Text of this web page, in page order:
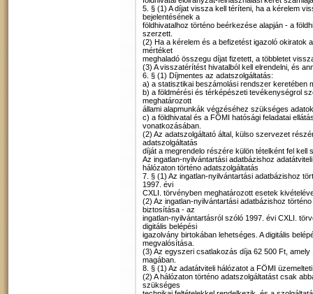
5. § (1) A díjat vissza kell téríteni, ha a kérelem
bejelentésének a
földhivatalhoz történo beérkezése alapján - a
szerzett.
(2) Ha a kérelem és a befizetést igazoló okiratok
mértéket
meghaladó összegu díjat fizetett, a többletet
(3) A visszatérítést hivatalból kell elrendelni, és
6. § (1) Díjmentes az adatszolgáltatás:
a) a statisztikai beszámolási rendszer keretében
b) a földmérési és térképészeti tevékenységrol
meghatározott
állami alapmunkák végzéséhez szükséges
c) a földhivatal és a FÖMI hatósági feladatai
vonatkozásában.
(2) Az adatszolgáltató által, külso szervezet
adatszolgáltatás
díját a megrendelo részére külön tételként fel kell
Az ingatlan-nyilvántartási adatbázishoz
hálózaton történo adatszolgáltatás
7. § (1) Az ingatlan-nyilvántartási adatbázishoz
1997. évi
CXLI. törvényben meghatározott esetek
(2) Az ingatlan-nyilvántartási adatbázishoz
biztosítása - az
ingatlan-nyilvántartásról szóló 1997. évi CXLI.
digitális belépési
igazolvány birtokában lehetséges. A digitális
megvalósítása.
(3) Az egyszeri csatlakozás díja 62 500 Ft, amely
magában.
8. § (1) Az adatátviteli hálózatot a FÖMI
(2) A hálózaton történo adatszolgáltatást csak
szükséges